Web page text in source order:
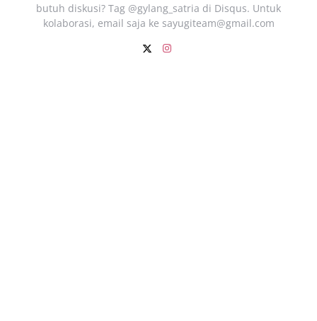
butuh diskusi? Tag @gylang_satria di Disqus. Untuk
kolaborasi, email saja ke sayugiteam@gmail.com